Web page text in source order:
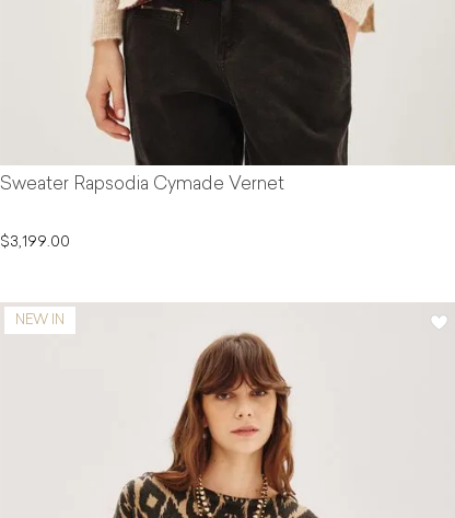
Sweater Rapsodia Cymade Vernet
$3,199.00